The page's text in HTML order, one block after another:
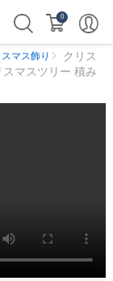
0
マス飾り
クリス
マスツリー 積み